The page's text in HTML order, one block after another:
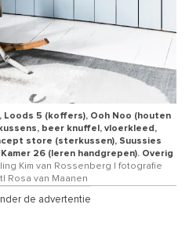
Loods 5 (koffers), Ooh Noo (houten
beer knuffel, vloerkleed,
store (sterkussen), Suussies
26 (leren handgrepen). Overig
Kim van Rossenberg | fotografie
Rosa van Maanen
de advertentie